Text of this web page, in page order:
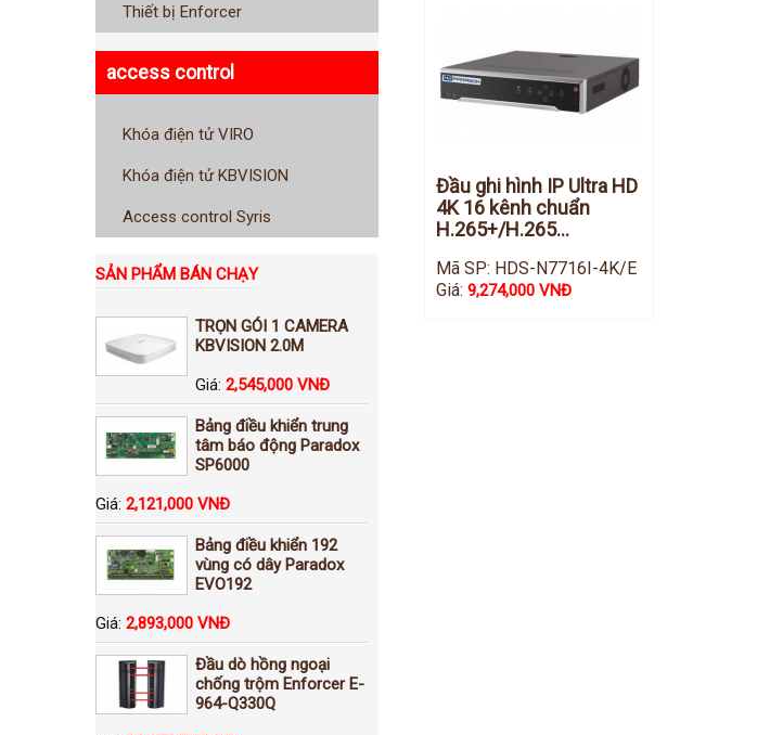
Thiết bị Enforcer
access control
Khóa điện tử VIRO
Khóa điện tử KBVISION
Access control Syris
SẢN PHẨM BÁN CHẠY
TRỌN GÓI 1 CAMERA
KBVISION 2.0M
Giá: 2,545,000 VNĐ
Bảng điều khiển trung
tâm báo động Paradox
SP6000
Giá: 2,121,000 VNĐ
Bảng điều khiển 192
vùng có dây Paradox
EVO192
Giá: 2,893,000 VNĐ
Đầu dò hồng ngoại
chống trộm Enforcer E-
964-Q330Q
Đầu ghi hình IP Ultra HD
4K 16 kênh chuẩn
H.265+/H.265...
Mã SP: HDS-N7716I-4K/E
Giá: 9,274,000 VNĐ